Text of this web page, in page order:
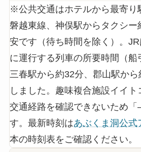
※公共交通はホテルから最寄り
磐越東線、神俣駅からタクシー
安です（待ち時間を除く）。
に運行する列車の所要時間（船
三春駅から約32分、郡山駅か
しました。趣味複合施設イイ
交通経路を確認できないため
す。最新時刻はあぶくま洞公式
本の時刻表をご確認ください。